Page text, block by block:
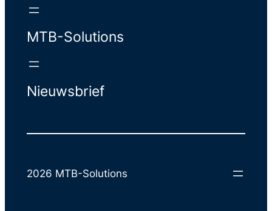
MTB-Solutions
Nieuwsbrief
2026 MTB-Solutions